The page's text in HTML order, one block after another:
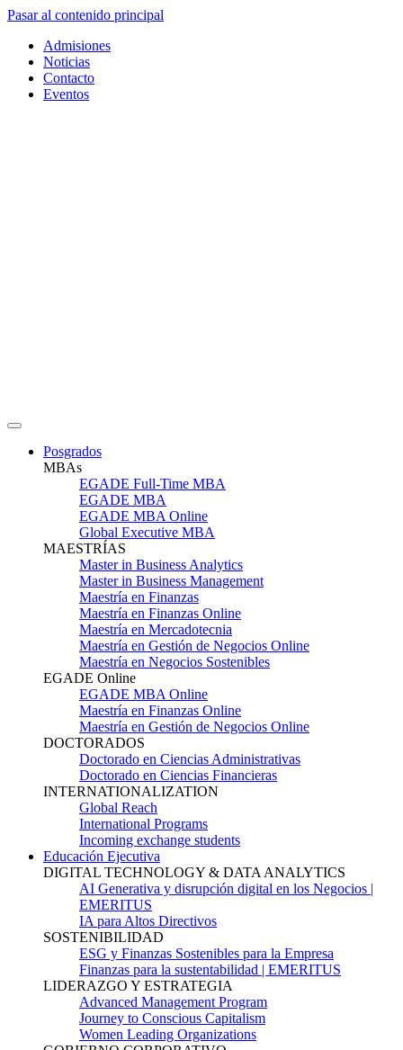
Pasar al contenido principal
Admisiones
Noticias
Contacto
Eventos
Posgrados
MBAs
EGADE Full-Time MBA
EGADE MBA
EGADE MBA Online
Global Executive MBA
MAESTRÍAS
Master in Business Analytics
Master in Business Management
Maestría en Finanzas
Maestría en Finanzas Online
Maestría en Mercadotecnia
Maestría en Gestión de Negocios Online
Maestría en Negocios Sostenibles
EGADE Online
EGADE MBA Online
Maestría en Finanzas Online
Maestría en Gestión de Negocios Online
DOCTORADOS
Doctorado en Ciencias Administrativas
Doctorado en Ciencias Financieras
INTERNATIONALIZATION
Global Reach
International Programs
Incoming exchange students
Educación Ejecutiva
DIGITAL TECHNOLOGY & DATA ANALYTICS
AI Generativa y disrupción digital en los Negocios |
EMERITUS
IA para Altos Directivos
SOSTENIBILIDAD
ESG y Finanzas Sostenibles para la Empresa
Finanzas para la sustentabilidad | EMERITUS
LIDERAZGO Y ESTRATEGIA
Advanced Management Program
Journey to Conscious Capitalism
Women Leading Organizations